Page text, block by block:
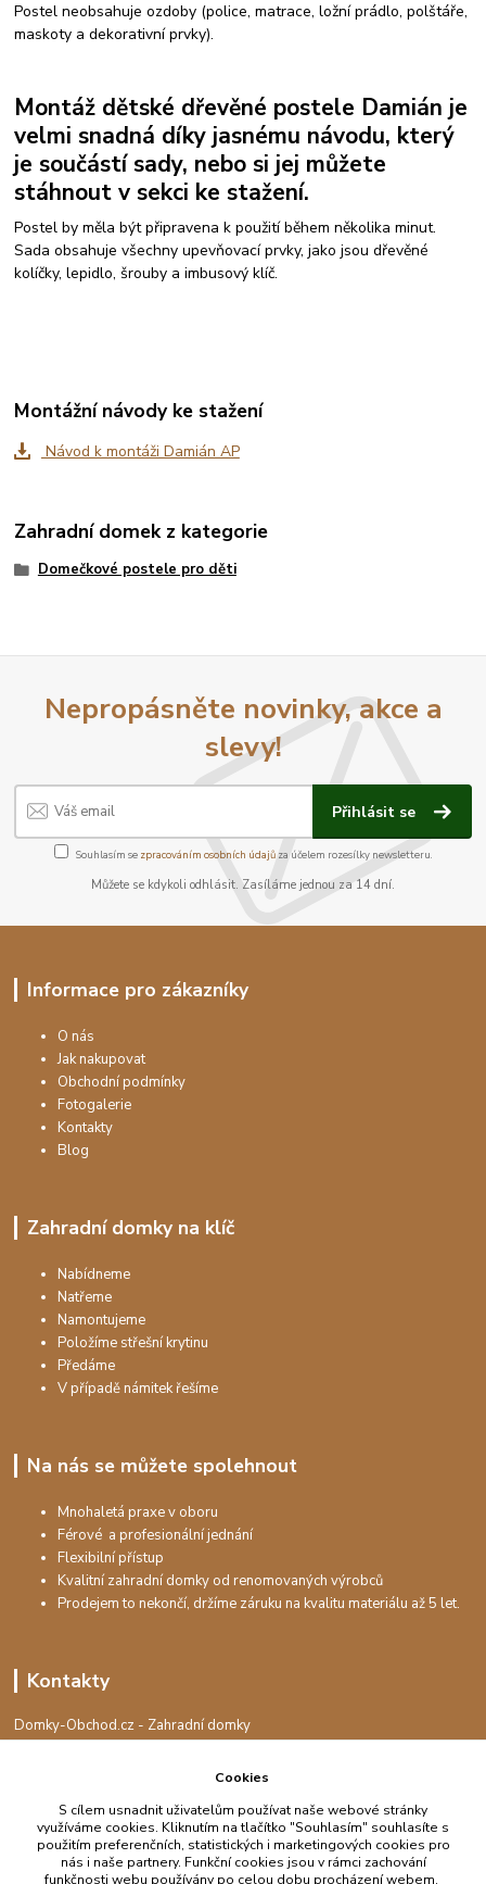
Postel neobsahuje ozdoby (police, matrace, ložní prádlo, polštáře,
maskoty a dekorativní prvky).
Montáž dětské dřevěné postele Damián je
velmi snadná díky jasnému návodu, který
je součástí sady, nebo si jej můžete
stáhnout v sekci ke stažení.
Postel by měla být připravena k použití během několika minut.
Sada obsahuje všechny upevňovací prvky, jako jsou dřevěné
kolíčky, lepidlo, šrouby a imbusový klíč.
Montážní návody ke stažení
Návod k montáži Damián AP
Zahradní domek z kategorie
Domečkové postele pro děti
Nepropásněte novinky, akce a
slevy!
Přihlásit se
Souhlasím se zpracováním osobních údajůza účelem rozesílky newsletteru.
Můžete se kdykoli odhlásit. Zasíláme jednou za 14 dní.
Informace pro zákazníky
O nás
Jak nakupovat
Obchodní podmínky
Fotogalerie
Kontakty
Blog
Zahradní domky na klíč
Nabídneme
Natřeme
Namontujeme
Položíme střešní krytinu
Předáme
V případě námitek řešíme
Na nás se můžete spolehnout
Mnohaletá praxe v oboru
Férové a profesionální jednání
Flexibilní přístup
Kvalitní zahradní domky od renomovaných výrobců
Prodejem to nekončí, držíme záruku na kvalitu materiálu až 5 let.
Kontakty
Domky-Obchod.cz - Zahradní domky
+420 730 501 925
info@domky-obchod.cz
Cookies
S cílem usnadnit uživatelům používat naše webové stránky
využíváme cookies. Kliknutím na tlačítko "Souhlasím" souhlasíte s
použitím preferenčních, statistických i marketingových cookies pro
nás i naše partnery. Funkční cookies jsou v rámci zachování
funkčnosti webu používány po celou dobu procházení webem.